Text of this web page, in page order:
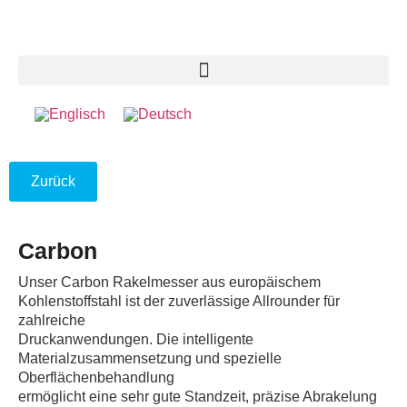
Zurück
Carbon
Unser Carbon Rakelmesser aus europäischem
Kohlenstoffstahl ist der zuverlässige Allrounder für
zahlreiche
Druckanwendungen. Die intelligente
Materialzusammensetzung und spezielle
Oberflächenbehandlung
ermöglicht eine sehr gute Standzeit, präzise Abrakelung